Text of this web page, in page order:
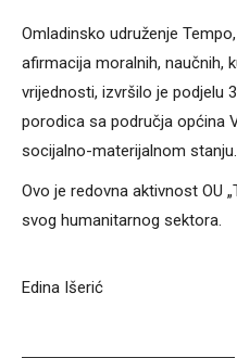
Omladinsko udruženje
afirmacija moralnih, naučnih,
vrijednosti, izvršilo je podjelu
porodica sa područja općina
socijalno-materijalnom stanju.
Ovo je redovna aktivnost OU
svog humanitarnog sektora.
Edina Išerić